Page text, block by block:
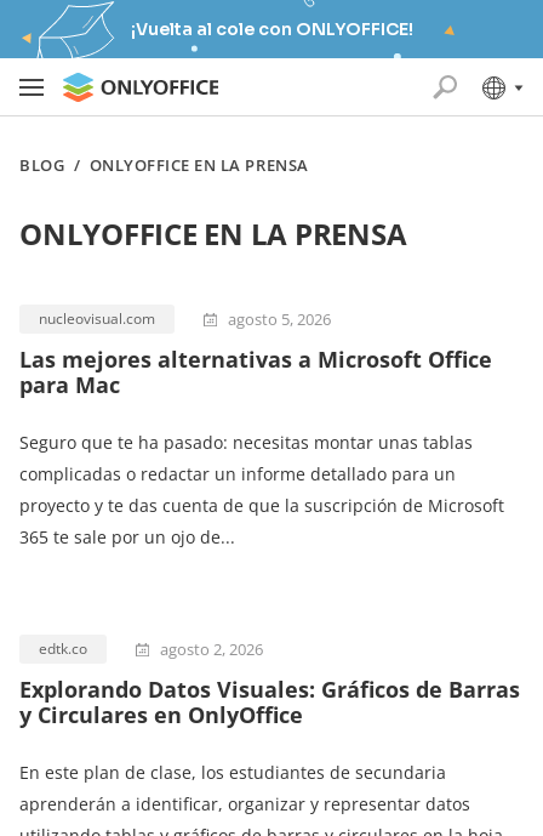
¡Vuelta al cole con ONLYOFFICE!
BLOG / ONLYOFFICE EN LA PRENSA
ONLYOFFICE EN LA PRENSA
nucleovisual.com agosto 5, 2026
Las mejores alternativas a Microsoft Office
para Mac
Seguro que te ha pasado: necesitas montar unas tablas
complicadas o redactar un informe detallado para un
proyecto y te das cuenta de que la suscripción de Microsoft
365 te sale por un ojo de...
edtk.co agosto 2, 2026
Explorando Datos Visuales: Gráficos de Barras
y Circulares en OnlyOffice
En este plan de clase, los estudiantes de secundaria
aprenderán a identificar, organizar y representar datos